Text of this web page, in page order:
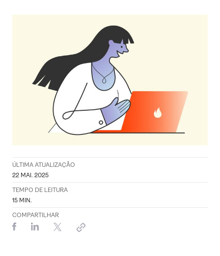
ÚLTIMA ATUALIZAÇÃO
22 MAI. 2025
TEMPO DE LEITURA
15 MIN.
COMPARTILHAR